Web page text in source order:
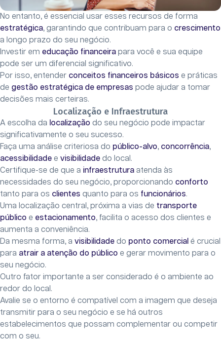
No entanto, é essencial usar esses recursos de forma
estratégica, garantindo que contribuam para o crescimento
a longo prazo do seu negócio.
Investir em educação financeira para você e sua equipe
pode ser um diferencial significativo.
Por isso, entender conceitos financeiros básicos e práticas
de gestão estratégica de empresas pode ajudar a tomar
decisões mais certeiras.
Localização e Infraestrutura
A escolha da localização do seu negócio pode impactar
significativamente o seu sucesso.
Faça uma análise criteriosa do público-alvo, concorrência,
acessibilidade e visibilidade do local.
Certifique-se de que a infraestrutura atenda às
necessidades do seu negócio, proporcionando conforto
tanto para os clientes quanto para os funcionários.
Uma localização central, próxima a vias de transporte
público e estacionamento, facilita o acesso dos clientes e
aumenta a conveniência.
Da mesma forma, a visibilidade do ponto comercial é crucial
para atrair a atenção do público e gerar movimento para o
seu negócio.
Outro fator importante a ser considerado é o ambiente ao
redor do local.
Avalie se o entorno é compatível com a imagem que deseja
transmitir para o seu negócio e se há outros
estabelecimentos que possam complementar ou competir
com o seu.